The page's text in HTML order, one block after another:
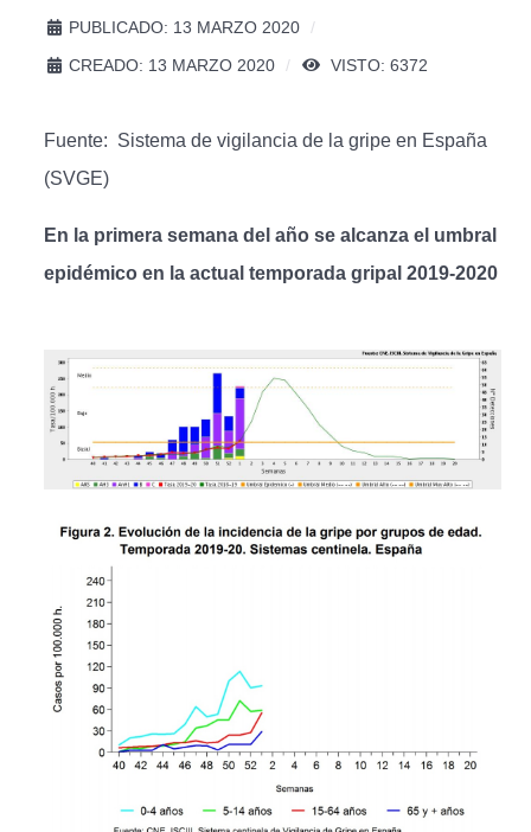
PUBLICADO: 13 MARZO 2020
CREADO: 13 MARZO 2020 VISTO: 6372
Fuente: Sistema de vigilancia de la gripe en España
(SVGE)
En la primera semana del año se alcanza el umbral
epidémico en la actual temporada gripal 2019-2020